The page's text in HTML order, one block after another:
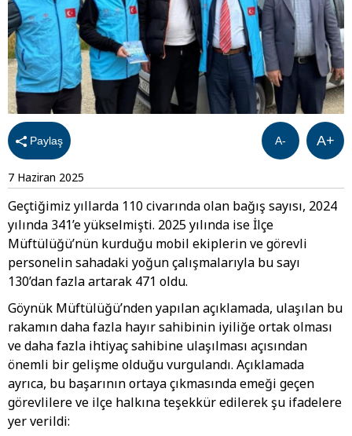
Paylaş A+
A-
7 Haziran 2025
Geçtiğimiz yıllarda 110 civarında olan bağış sayısı, 2024
yılında 341’e yükselmişti. 2025 yılında ise İlçe
Müftülüğü’nün kurduğu mobil ekiplerin ve görevli
personelin sahadaki yoğun çalışmalarıyla bu sayı
130’dan fazla artarak 471 oldu.
Göynük Müftülüğü’nden yapılan açıklamada, ulaşılan bu
rakamın daha fazla hayır sahibinin iyiliğe ortak olması
ve daha fazla ihtiyaç sahibine ulaşılması açısından
önemli bir gelişme olduğu vurgulandı. Açıklamada
ayrıca, bu başarının ortaya çıkmasında emeği geçen
görevlilere ve ilçe halkına teşekkür edilerek şu ifadelere
yer verildi: